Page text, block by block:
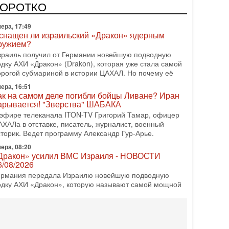
политический альянс? Что произойдет с
раскладом сил, если арабский список
17:49
ли израильский «Дракон» ядерным
получил от Германии новейшую подводную
АХИ «Дракон» (Drakon), которая уже стала самой
субмариной в истории ЦАХАЛ. Но почему её
16:51
на самом деле погибли бойцы Ливане? Иран
"Зверства" ШАБАКА
телеканала ITON-TV Григорий Тамар, офицер
в отставке, писатель, журналист, военный
Ведет программу Александр Гур-Арье.
08:20
усилил ВМС Израиля - НОВОСТИ
08/2026
передала Израилю новейшую подводную
АХИ «Дракон», которую называют самой мощной